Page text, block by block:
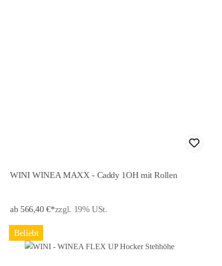
WINI WINEA MAXX - Caddy 1OH mit Rollen
ab 566,40 €*zzgl. 19% USt.
Beliebt